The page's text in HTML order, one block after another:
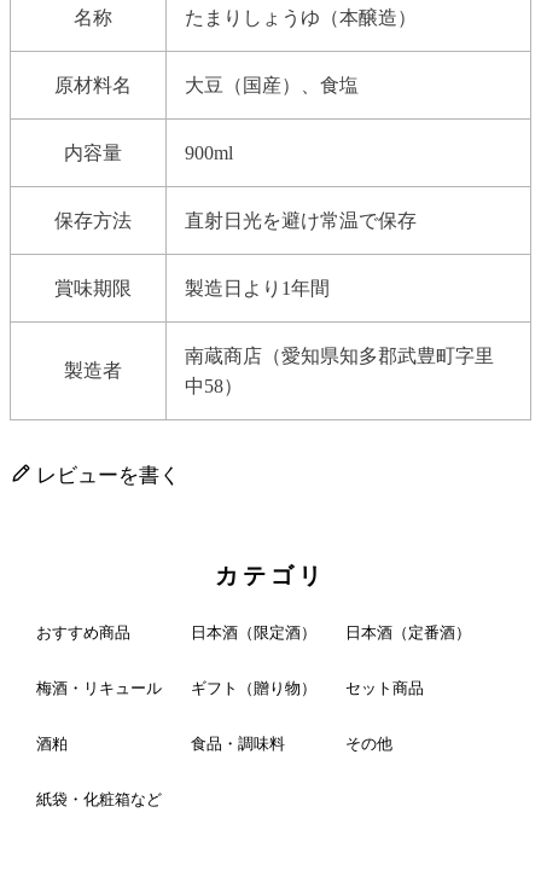
名称 たまりしょうゆ（本醸造）
原材料名 大豆（国産）、食塩
内容量 900ml
保存方法 直射日光を避け常温で保存
賞味期限 製造日より1年間
製造者
南蔵商店（愛知県知多郡武豊町字里
中58）
レビューを書く
カテゴリ
おすすめ商品 日本酒（限定酒） 日本酒（定番酒）
梅酒・リキュール ギフト（贈り物） セット商品
酒粕 食品・調味料 その他
紙袋・化粧箱など